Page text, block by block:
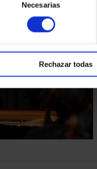
Necesarias
Rechazar todas